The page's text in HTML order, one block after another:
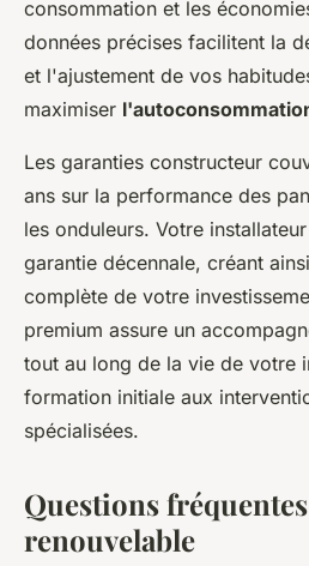
consommation et les
données précises facilitent la
et l'ajustement de vos
maximiser
Les garanties constructeur
ans sur la performance des
les onduleurs. Votre
garantie décennale, créant
complète de votre
premium assure un
tout au long de la vie de votre
formation initiale aux
spécialisées.
Questions
renouvelable